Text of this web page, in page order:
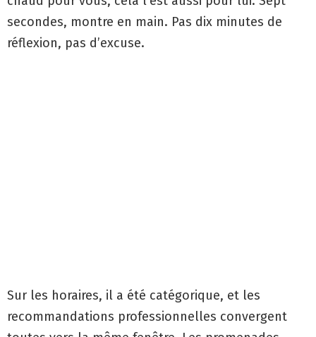
secondes, montre en main. Pas dix minutes de
réflexion, pas d’excuse.
Sur les horaires, il a été catégorique, et les
recommandations professionnelles convergent